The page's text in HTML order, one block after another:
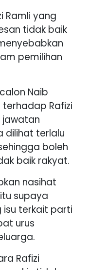
Ramli yang
tidak baik
pemilihan
Naib
terhadap Rafizi
dilihat terlalu
boleh
baik rakyat.
nasihat
supaya
isu terkait parti
urus
Rafizi